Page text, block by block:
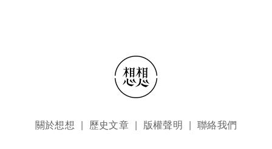
頁尾選單關於想想 歷史文章 版權聲明 聯絡我們